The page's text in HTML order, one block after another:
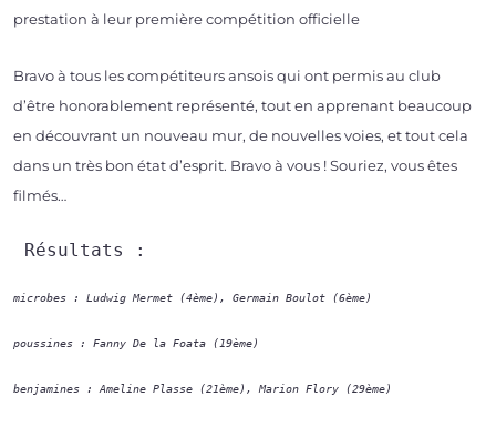
pres­ta­tion à leur pre­mière com­pé­ti­tion officielle
Bravo à tous les com­pé­ti­teurs ansois qui ont per­mis au club
d’être hono­ra­ble­ment repré­sen­té, tout en appre­nant beau­coup
en décou­vrant un nou­veau mur, de nou­velles voies, et tout cela
dans un très bon état d’es­prit. Bravo à vous ! Souriez, vous êtes
filmés…
Résultats :
microbes : Ludwig Mermet (4ème), Germain Boulot (6ème)
poussines : Fanny De la Foata (19ème)
benjamines : Ameline Plasse (21ème), Marion Flory (29ème)